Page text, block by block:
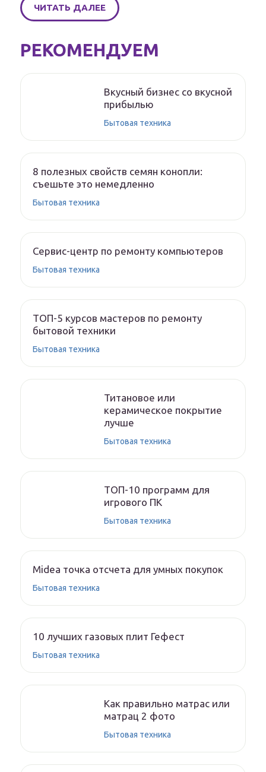
ЧИТАТЬ ДАЛЕЕ
РЕКОМЕНДУЕМ
Вкусный бизнес со вкусной
прибылью
Бытовая техника
8 полезных свойств семян конопли:
съешьте это немедленно
Бытовая техника
Сервис-центр по ремонту компьютеров
Бытовая техника
ТОП-5 курсов мастеров по ремонту
бытовой техники
Бытовая техника
Титановое или
керамическое покрытие
лучше
Бытовая техника
ТОП-10 программ для
игрового ПК
Бытовая техника
Midea точка отсчета для умных покупок
Бытовая техника
10 лучших газовых плит Гефест
Бытовая техника
Как правильно матрас или
матрац 2 фото
Бытовая техника